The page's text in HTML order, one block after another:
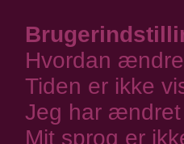
Hvordan
Tiden er ikke
Jeg har ændret
Mit sprog er